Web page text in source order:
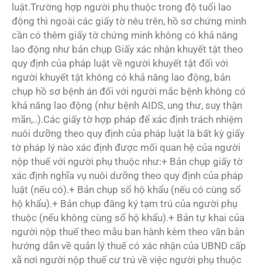
luật.Trường hợp người phụ thuộc trong độ tuổi lao
động thì ngoài các giấy tờ nêu trên, hồ sơ chứng minh
cần có thêm giấy tờ chứng minh không có khả năng
lao động như bản chụp Giấy xác nhận khuyết tật theo
quy định của pháp luật về người khuyết tật đối với
người khuyết tật không có khả năng lao động, bản
chụp hồ sơ bệnh án đối với người mắc bệnh không có
khả năng lao động (như bệnh AIDS, ung thư, suy thận
mãn,..).Các giấy tờ hợp pháp để xác định trách nhiệm
nuôi dưỡng theo quy định của pháp luật là bất kỳ giấy
tờ pháp lý nào xác định được mối quan hệ của người
nộp thuế với người phụ thuộc như:+ Bản chụp giấy tờ
xác định nghĩa vụ nuôi dưỡng theo quy định của pháp
luật (nếu có).+ Bản chụp sổ hộ khẩu (nếu có cùng sổ
hộ khẩu).+ Bản chụp đăng ký tạm trú của người phụ
thuộc (nếu không cùng sổ hộ khẩu).+ Bản tự khai của
người nộp thuế theo mẫu ban hành kèm theo văn bản
hướng dẫn về quản lý thuế có xác nhận của UBND cấp
xã nơi người nộp thuế cư trú về việc người phụ thuộc